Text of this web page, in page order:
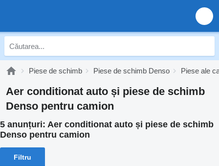
Piese de schimb Piese de schimb Denso Piese ale
Aer conditionat auto și piese de schimb
Denso pentru camion
5 anunțuri: Aer conditionat auto și piese de schimb
Denso pentru camion
Filtru